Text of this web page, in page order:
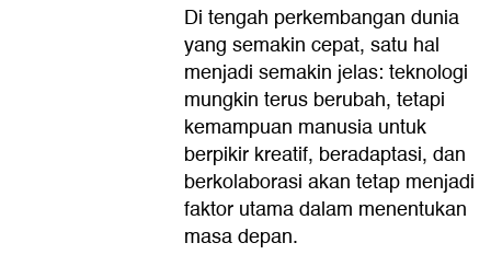
Di tengah perkembangan dunia
yang semakin cepat, satu hal
menjadi semakin jelas: teknologi
mungkin terus berubah, tetapi
kemampuan manusia untuk
berpikir kreatif, beradaptasi, dan
berkolaborasi akan tetap menjadi
faktor utama dalam menentukan
masa depan.